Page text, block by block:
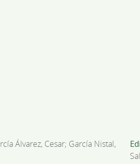
Álvarez, Cesar; García Nistal,